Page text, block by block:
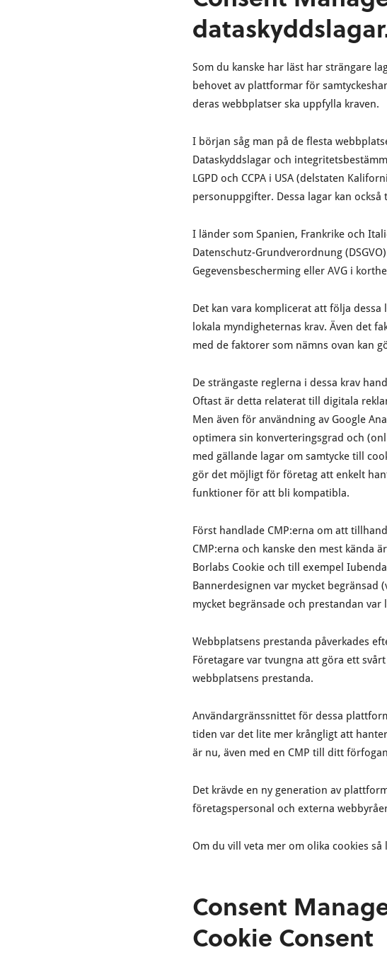
Som du kanske har läst har strängare
behovet av plattformar för
deras webbplatser ska uppfylla kraven.
I början såg man på de flesta
Dataskyddslagar och
LGPD och CCPA i USA (delstaten
personuppgifter. Dessa lagar kan
I länder som Spanien, Frankrike och
Datenschutz-Grundverordnung
Gegevensbescherming eller AVG i
Det kan vara komplicerat att följa dessa
lokala myndigheternas krav. Även det
med de faktorer som nämns ovan kan
De strängaste reglerna i dessa krav
Oftast är detta relaterat till digitala
Men även för användning av Google
optimera sin konverteringsgrad och
med gällande lagar om samtycke till
gör det möjligt för företag att enkelt
funktioner för att bli kompatibla.
Först handlade CMP:erna om att
CMP:erna och kanske den mest kända är
Borlabs Cookie och till exempel
Bannerdesignen var mycket
mycket begränsade och prestandan var
Webbplatsens prestanda påverkades
Företagare var tvungna att göra ett
webbplatsens prestanda.
Användargränssnittet för dessa
tiden var det lite mer krångligt att
är nu, även med en CMP till ditt
Det krävde en ny generation av
företagspersonal och externa
Om du vill veta mer om olika cookies
Consent
Cookie Consent